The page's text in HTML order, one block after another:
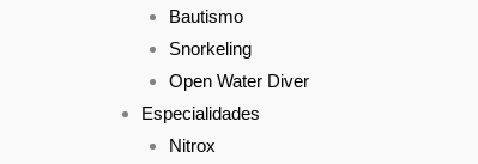
Bautismo
Snorkeling
Open Water Diver
Especialidades
Nitrox